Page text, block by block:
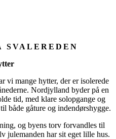
SVALEREDEN
vi mange hytter, der er isolerede
Nordjylland byder på en
tid, med klare solopgange og
både gåture og indendørshygge.
og byens torv forvandles til
julemanden har sit eget lille hus.